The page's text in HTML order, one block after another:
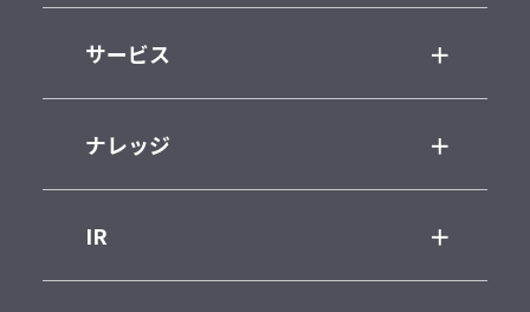
サービス
ナレッジ
IR